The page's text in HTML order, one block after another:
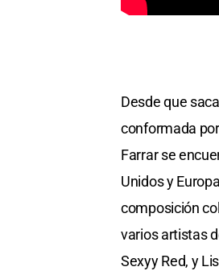
Desde que
conformada
Farrar se
Unidos y
composición
varios artistas
Sexyy Red, y